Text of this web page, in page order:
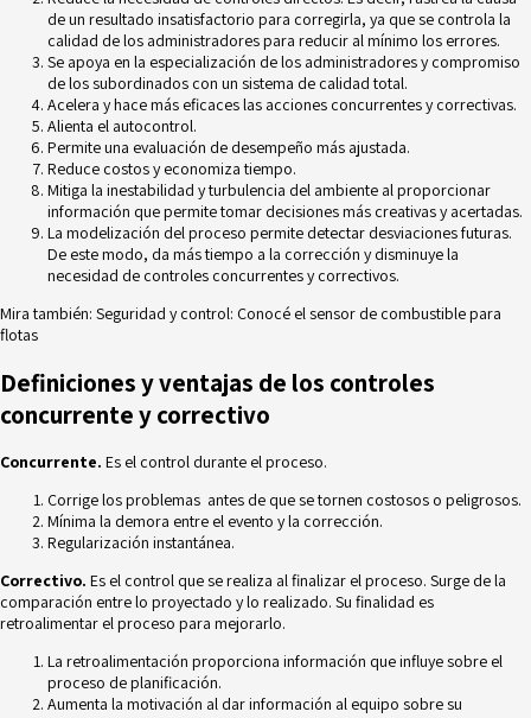
de un resultado insatisfactorio para corregirla, ya que se controla la
calidad de los administradores para reducir al mínimo los errores.
Se apoya en la especialización de los administradores y compromiso
de los subordinados con un sistema de calidad total.
Acelera y hace más eficaces las acciones concurrentes y correctivas.
Alienta el autocontrol.
Permite una evaluación de desempeño más ajustada.
Reduce costos y economiza tiempo.
Mitiga la inestabilidad y turbulencia del ambiente al proporcionar
información que permite tomar decisiones más creativas y acertadas.
La modelización del proceso permite detectar desviaciones futuras.
De este modo, da más tiempo a la corrección y disminuye la
necesidad de controles concurrentes y correctivos.
Mira también: Seguridad y control: Conocé el sensor de combustible para
flotas
Definiciones y ventajas de los controles
concurrente y correctivo
Concurrente. Es el control durante el proceso.
Corrige los problemas antes de que se tornen costosos o peligrosos.
Mínima la demora entre el evento y la corrección.
Regularización instantánea.
Correctivo. Es el control que se realiza al finalizar el proceso. Surge de la
comparación entre lo proyectado y lo realizado. Su finalidad es
retroalimentar el proceso para mejorarlo.
La retroalimentación proporciona información que influye sobre el
proceso de planificación.
Aumenta la motivación al dar información al equipo sobre su